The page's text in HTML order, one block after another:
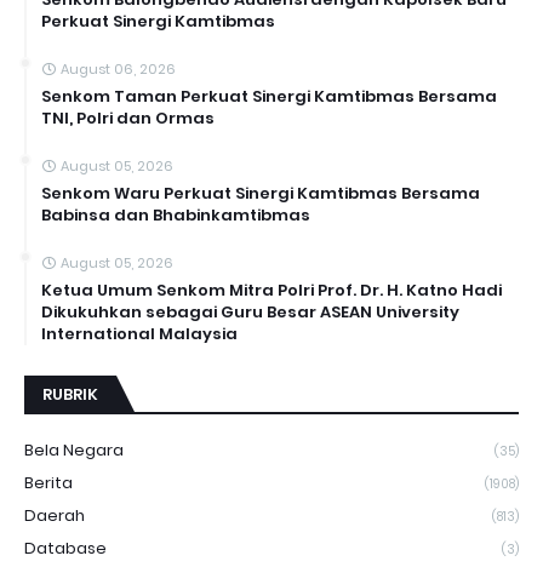
Perkuat Sinergi Kamtibmas
August 06, 2026
Senkom Taman Perkuat Sinergi Kamtibmas Bersama
TNI, Polri dan Ormas
August 05, 2026
Senkom Waru Perkuat Sinergi Kamtibmas Bersama
Babinsa dan Bhabinkamtibmas
August 05, 2026
Ketua Umum Senkom Mitra Polri Prof. Dr. H. Katno Hadi
Dikukuhkan sebagai Guru Besar ASEAN University
International Malaysia
RUBRIK
Bela Negara (35)
Berita (1908)
Daerah (813)
Database (3)